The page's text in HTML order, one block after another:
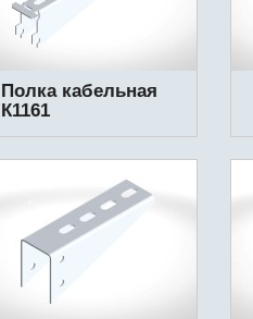
Полка кабельная
К1161